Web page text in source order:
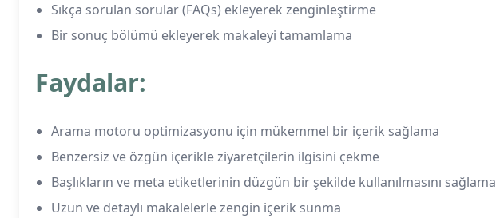
Sıkça sorulan sorular (FAQs) ekleyerek zenginleştirme
Bir sonuç bölümü ekleyerek makaleyi tamamlama
Faydalar:
Arama motoru optimizasyonu için mükemmel bir içerik sağlama
Benzersiz ve özgün içerikle ziyaretçilerin ilgisini çekme
Başlıkların ve meta etiketlerinin düzgün bir şekilde kullanılmasını sağlama
Uzun ve detaylı makalelerle zengin içerik sunma